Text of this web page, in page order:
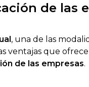
de las
, una de las
ventajas que
de las empresas.